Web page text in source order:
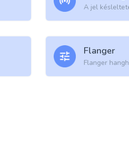
A jel
Flanger
Flanger